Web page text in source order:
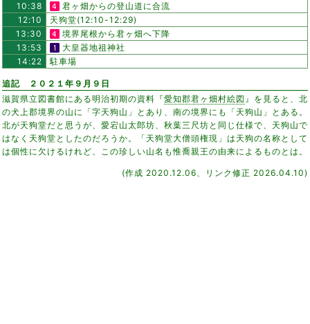
10:38
君ヶ畑からの登山道に合流
12:10
天狗堂(12:10-12:29)
13:30
境界尾根から君ヶ畑へ下降
13:53
大皇器地祖神社
14:22
駐車場
追記 ２０２１年９月９日
滋賀県立図書館にある明治初期の資料『愛知郡君ヶ畑村絵図 』を見ると、北
の犬上郡境界の山に「字天狗山」とあり、南の境界にも「天狗山」とある。
北が天狗堂だと思うが、愛宕山太郎坊、秋葉三尺坊と同じ仕様で、天狗山で
はなく天狗堂としたのだろうか。「天狗堂大僧頭権現」は天狗の名称として
は個性に欠けるけれど、この珍しい山名も惟喬親王の由来によるものとは。
(作成 2020.12.06、リンク修正 2026.04.10)